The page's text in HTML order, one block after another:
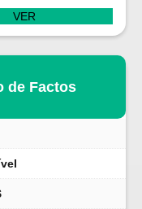
VER
de Factos